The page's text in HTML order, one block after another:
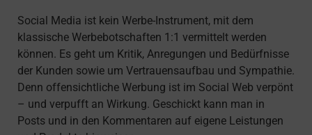
Social Media ist kein Werbe-Instrument, mit dem
klassische Werbebotschaften 1:1 vermittelt werden
können. Es geht um Kritik, Anregungen und Bedürfnisse
der Kunden sowie um Vertrauensaufbau und Sympathie.
Denn offensichtliche Werbung ist im Social Web verpönt
– und verpufft an Wirkung. Geschickt kann man in
Posts und in den Kommentaren auf eigene Leistungen